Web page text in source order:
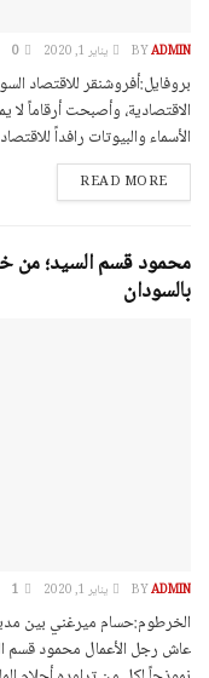
BYADMIN يناير 1, 2020
بروفايل:أفروشنقر للاقتصاد
الاقتصادية، وأصبحت أرقاماً
الأسماء والبيوتات رافداً
READ MORE
DETAILS
محمود قسم السيد؛ من
بالسودان
BYADMIN يناير 1, 2020
الخرطوم:حسام ميرغني بين
عاش رجل الأعمال محمود قسم